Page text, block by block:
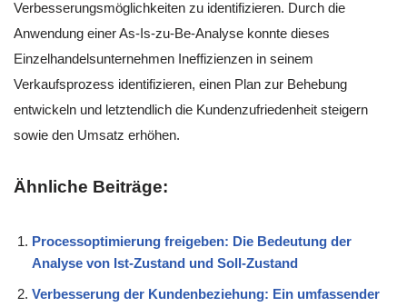
Verbesserungsmöglichkeiten zu identifizieren. Durch die
Anwendung einer As-Is-zu-Be-Analyse konnte dieses
Einzelhandelsunternehmen Ineffizienzen in seinem
Verkaufsprozess identifizieren, einen Plan zur Behebung
entwickeln und letztendlich die Kundenzufriedenheit steigern
sowie den Umsatz erhöhen.
Ähnliche Beiträge:
Processoptimierung freigeben: Die Bedeutung der
Analyse von Ist-Zustand und Soll-Zustand
Verbesserung der Kundenbeziehung: Ein umfassender